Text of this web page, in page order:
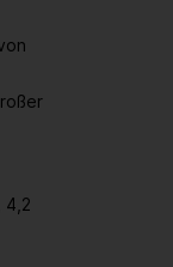
4,2